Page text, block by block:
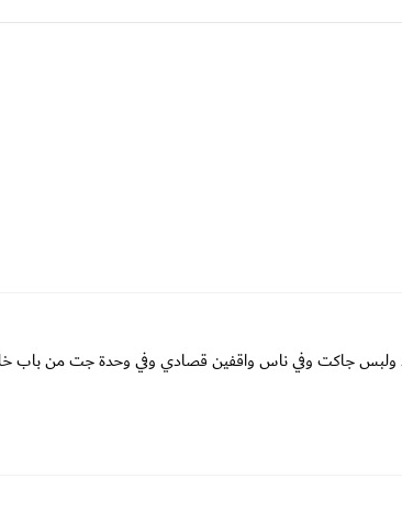
ولبس جاكت وفي ناس واقفين قصادي وفي وحدة جت من